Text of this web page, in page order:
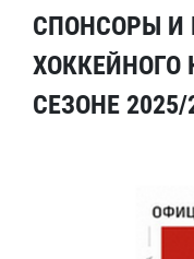
СПОНСОРЫ И
ХОККЕЙНОГО
СЕЗОНЕ 2025/